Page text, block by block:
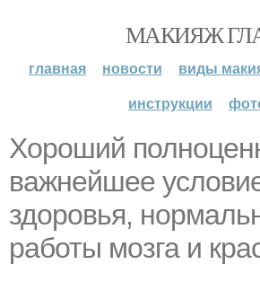
МАКИЯЖ
главная новости виды
инструкции
Хороший
важнейшее
здоровья,
работы мозга и